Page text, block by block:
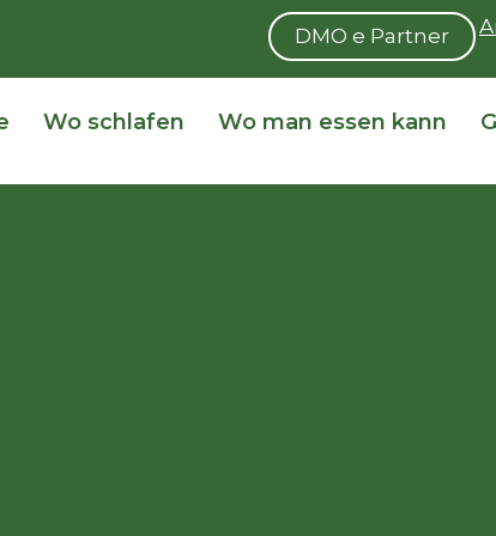
DMO e Partner
Wo schlafen Wo man essen kann